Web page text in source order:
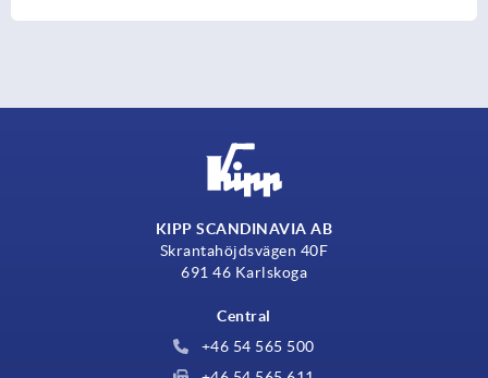
KIPP SCANDINAVIA AB
Skrantahöjdsvägen 40F
691 46 Karlskoga
Central
+46 54 565 500